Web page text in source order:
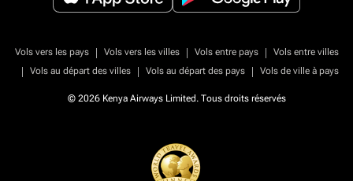
Vols vers les pays | Vols vers les villes | Vols entre pays |
Vols entre villes
|
Vols au départ des villes | Vols au départ des pays | Vols de ville à pays
© 2026 Kenya Airways Limited. Tous droits réservés